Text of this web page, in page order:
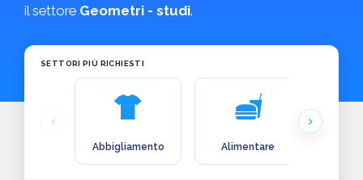
il settore Geometri - studi.
SETTORI PIÙ RICHIESTI
Abbigliamento Alimentare